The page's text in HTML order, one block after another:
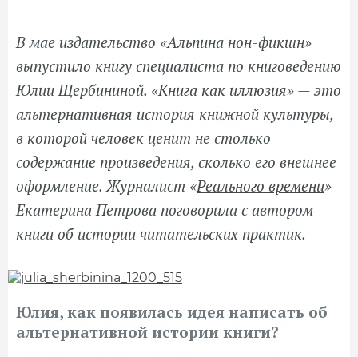
В мае издательство «Альпина нон-фикшн»
выпустило книгу специалиста по книговедению
Юлии Щербининой. «Книга как иллюзия» — это
альтернативная история книжной культуры,
в которой человек ценит не столько
содержание произведения, сколько его внешнее
оформление. Журналист «Реального времени»
Екатерина Петрова поговорила с автором
книги об истории читательских практик.
Юлия, как появилась идея написать об
альтернативной истории книги?